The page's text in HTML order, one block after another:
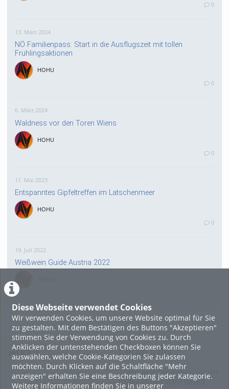
Diese Webseite verwendet Cookies
Wir verwenden Cookies, um unsere Website optimal für Sie
zu gestalten. Mit dem Bestätigen des Buttons "Akzeptieren"
stimmen Sie der Verwendung von Cookies zu. Durch
Anklicken der untenstehenden Checkboxen können Sie
auswählen, welche Cookie-Kategorien Sie zulassen
möchten. Durch Klicken auf die Schaltfläche "Mehr
anzeigen" erhalten Sie eine Beschreibung jeder Kategorie.
Weitere Informationen finden Sie in unserer
0
13. März 2024
NÖ Familienpass: Start in die Ausflugszeit mit tollen
Frühlingsaktionen
HOHU
0
6. März 2024
Waldness vor den Toren Wiens
HOHU
0
11. Mai 2023
Entspanntes Gipfeltreffen im Latschenmeer
HOHU
0
19. Juli 2022
Weißwein Guide Austria 2022
16. Mai 2022
neuer Test-Newsbeitrag
HOHU
About Legal Info
Terms and Conditions for the
Usage of this ViMP based